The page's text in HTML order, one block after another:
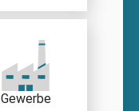
Gewerbe